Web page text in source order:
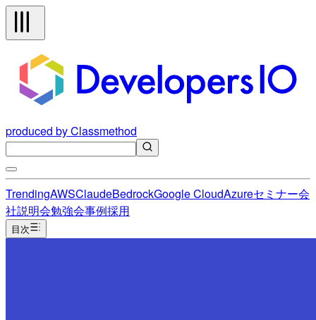
produced by Classmethod
TrendingAWSClaudeBedrockGoogle CloudAzureセミナー会
社説明会勉強会事例採用
目次